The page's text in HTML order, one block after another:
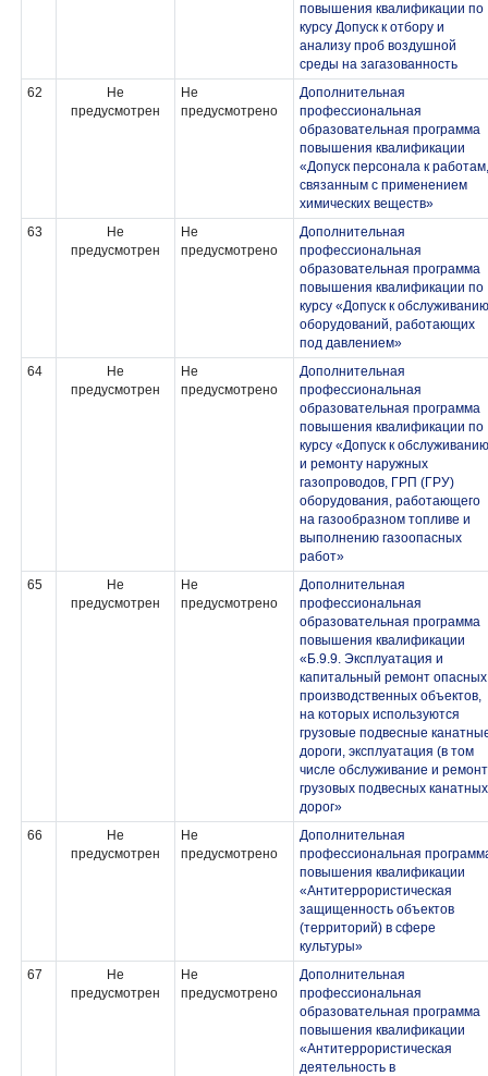
повышения квалификации по
курсу Допуск к отбору и
анализу проб воздушной
среды на загазованность
62
Не
предусмотрен
Не
предусмотрено
Дополнительная
профессиональная
образовательная программа
повышения квалификации
«Допуск персонала к работам,
связанным с применением
химических веществ»
63
Не
предусмотрен
Не
предусмотрено
Дополнительная
профессиональная
образовательная программа
повышения квалификации по
курсу «Допуск к обслуживанию
оборудований, работающих
под давлением»
64
Не
предусмотрен
Не
предусмотрено
Дополнительная
профессиональная
образовательная программа
повышения квалификации по
курсу «Допуск к обслуживанию
и ремонту наружных
газопроводов, ГРП (ГРУ)
оборудования, работающего
на газообразном топливе и
выполнению газоопасных
работ»
65
Не
предусмотрен
Не
предусмотрено
Дополнительная
профессиональная
образовательная программа
повышения квалификации
«Б.9.9. Эксплуатация и
капитальный ремонт опасных
производственных объектов,
на которых используются
грузовые подвесные
дороги, эксплуатация (в том
числе обслуживание и
грузовых подвесных канатных
дорог»
66
Не
предусмотрен
Не
предусмотрено
Дополнительная
профессиональная
повышения квалификации
«Антитеррористическая
защищенность объектов
(территорий) в сфере
культуры»
67
Не
предусмотрен
Не
предусмотрено
Дополнительная
профессиональная
образовательная программа
повышения квалификации
«Антитеррористическая
деятельность в